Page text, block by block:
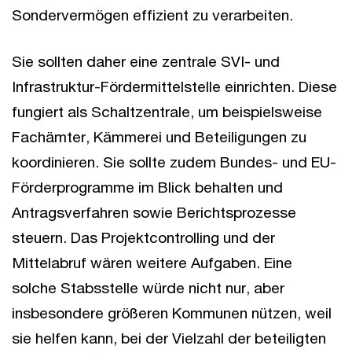
Sondervermögen effizient zu verarbeiten.
Sie sollten daher eine zentrale SVI- und
Infrastruktur-Fördermittelstelle einrichten. Diese
fungiert als Schaltzentrale, um beispielsweise
Fachämter, Kämmerei und Beteiligungen zu
koordinieren. Sie sollte zudem Bundes- und EU-
Förderprogramme im Blick behalten und
Antragsverfahren sowie Berichtsprozesse
steuern. Das Projektcontrolling und der
Mittelabruf wären weitere Aufgaben. Eine
solche Stabsstelle würde nicht nur, aber
insbesondere größeren Kommunen nützen, weil
sie helfen kann, bei der Vielzahl der beteiligten